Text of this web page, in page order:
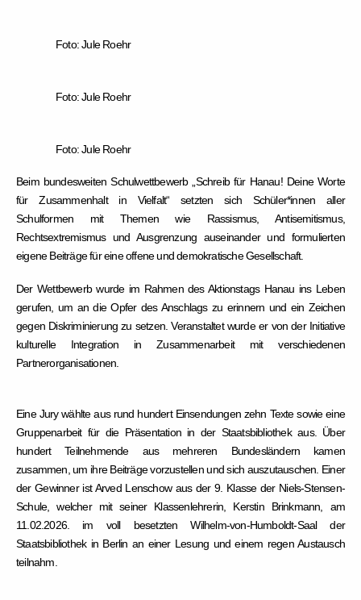
Beim bundesweiten Schulwettbewerb „Schreib für Hanau! Deine Worte
für Zusammenhalt in Vielfalt“ setzten sich Schüler*innen aller
Schulformen mit Themen wie Rassismus, Antisemitismus,
Rechtsextremismus und Ausgrenzung auseinander und formulierten
eigene Beiträge für eine offene und demokratische Gesellschaft.
Der Wettbewerb wurde im Rahmen des Aktionstags Hanau ins Leben
gerufen, um an die Opfer des Anschlags zu erinnern und ein Zeichen
gegen Diskriminierung zu setzen. Veranstaltet wurde er von der Initiative
kulturelle Integration in Zusammenarbeit mit verschiedenen
Partnerorganisationen.
Eine Jury wählte aus rund hundert Einsendungen zehn Texte sowie eine
Gruppenarbeit für die Präsentation in der Staatsbibliothek aus. Über
hundert Teilnehmende aus mehreren Bundesländern kamen
zusammen, um ihre Beiträge vorzustellen und sich auszutauschen. Einer
der Gewinner ist Arved Lenschow aus der 9. Klasse der Niels-Stensen-
Schule, welcher mit seiner Klassenlehrerin, Kerstin Brinkmann, am
11.02.2026. im voll besetzten Wilhelm-von-Humboldt-Saal der
Staatsbibliothek in Berlin an einer Lesung und einem regen Austausch
teilnahm.
Foto: Jule Roehr
Foto: Jule Roehr
Foto: Jule Roehr